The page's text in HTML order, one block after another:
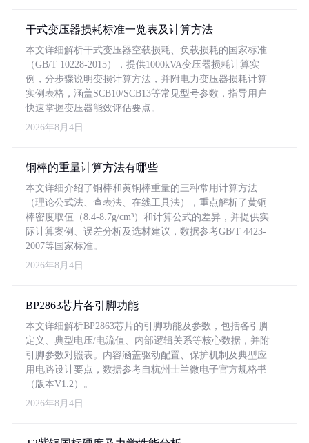
干式变压器损耗标准一览表及计算方法
本文详细解析干式变压器空载损耗、负载损耗的国家标准
（GB/T 10228-2015），提供1000kVA变压器损耗计算实
例，分步骤说明变损计算方法，并附电力变压器损耗计算
实例表格，涵盖SCB10/SCB13等常见型号参数，指导用户
快速掌握变压器能效评估要点。
2026年8月4日
铜棒的重量计算方法有哪些
本文详细介绍了铜棒和黄铜棒重量的三种常用计算方法
（理论公式法、查表法、在线工具法），重点解析了黄铜
棒密度取值（8.4-8.7g/cm³）和计算公式的差异，并提供实
际计算案例、误差分析及选材建议，数据参考GB/T 4423-
2007等国家标准。
2026年8月4日
BP2863芯片各引脚功能
本文详细解析BP2863芯片的引脚功能及参数，包括各引脚
定义、典型电压/电流值、内部逻辑关系等核心数据，并附
引脚参数对照表。内容涵盖驱动配置、保护机制及典型应
用电路设计要点，数据参考自杭州士兰微电子官方规格书
（版本V1.2）。
2026年8月4日